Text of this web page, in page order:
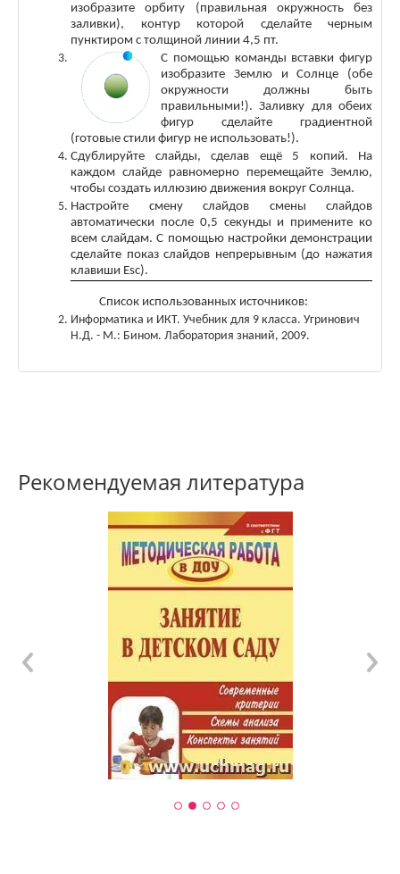
изобразите орбиту (правильная окружность без
заливки), контур которой сделайте черным
пунктиром с толщиной линии 4,5 пт.
С помощью команды вставки фигур
изобразите Землю и Солнце (обе
окружности должны быть
правильными!). Заливку для обеих
фигур сделайте градиентной
(готовые стили фигур не использовать!).
Сдублируйте слайды, сделав ещё 5 копий. На
каждом слайде равномерно перемещайте Землю,
чтобы создать иллюзию движения вокруг Солнца.
Настройте смену слайдов смены слайдов
автоматически после 0,5 секунды и примените ко
всем слайдам. С помощью настройки демонстрации
сделайте показ слайдов непрерывным (до нажатия
клавиши Esc).
Список использованных источников:
Информатика и ИКТ. Учебник для 9 класса. Угринович
Н.Д. - М.: Бином. Лаборатория знаний, 2009.
Рекомендуемая литература